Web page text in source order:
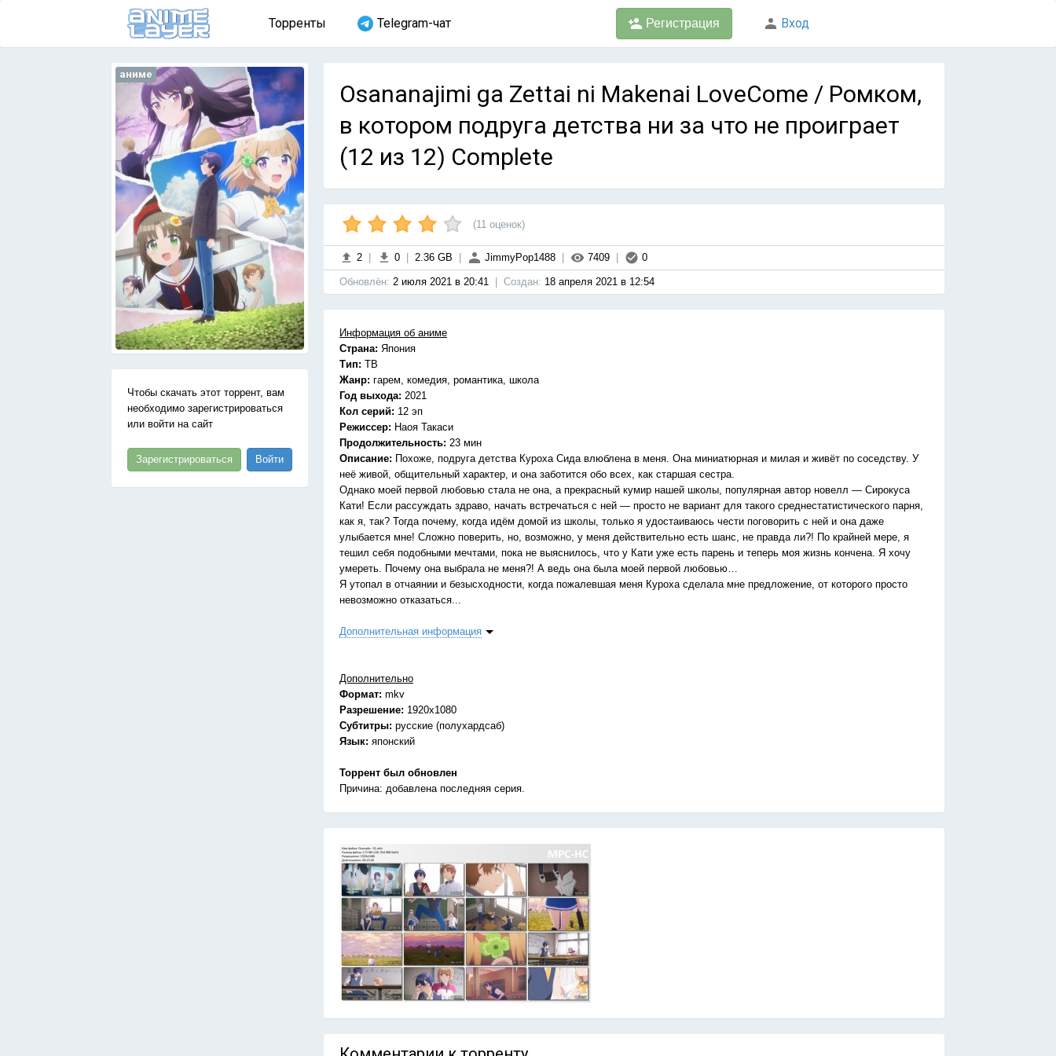
Торренты Telegram-чат Регистрация Вход
аниме
Чтобы скачать этот торрент, вам
необходимо зарегистрироваться
или войти на сайт
Зарегистрироваться Войти
Osananajimi ga Zettai ni Makenai LoveCome / Ромком,
в котором подруга детства ни за что не проиграет
(12 из 12) Complete
(11 оценок)
2 0 2.36 GB JimmyPop1488 7409 0
Обновлён: 2 июля 2021 в 20:41 Cоздан: 18 апреля 2021 в 12:54
Информация об аниме
Страна: Япония
Тип: ТВ
Жанр: гарем, комедия, романтика, школа
Год выхода: 2021
Кол серий: 12 эп
Режиссер: Наоя Такаси
Продолжительность: 23 мин
Описание: Похоже, подруга детства Куроха Сида влюблена в меня. Она миниатюрная и милая и живёт по соседству. У
неё живой, общительный характер, и она заботится обо всех, как старшая сестра.
Однако моей первой любовью стала не она, а прекрасный кумир нашей школы, популярная автор новелл — Сирокуса
Кати! Если рассуждать здраво, начать встречаться с ней — просто не вариант для такого среднестатистического парня,
как я, так? Тогда почему, когда идём домой из школы, только я удостаиваюсь чести поговорить с ней и она даже
улыбается мне! Сложно поверить, но, возможно, у меня действительно есть шанс, не правда ли?! По крайней мере, я
тешил себя подобными мечтами, пока не выяснилось, что у Кати уже есть парень и теперь моя жизнь кончена. Я хочу
умереть. Почему она выбрала не меня?! А ведь она была моей первой любовью…
Я утопал в отчаянии и безысходности, когда пожалевшая меня Куроха сделала мне предложение, от которого просто
невозможно отказаться...
Дополнительная информация
Дополнительно
Формат: mkv
Разрешение: 1920x1080
Субтитры: русские (полухардсаб)
Язык: японский
Торрент был обновлен
Причина: добавлена последняя серия.